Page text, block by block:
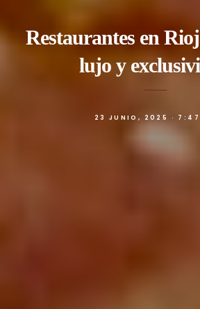
Restaurantes en
lujo y
23 JUNIO, 2025 · 7:47